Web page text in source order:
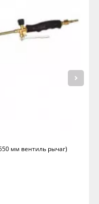
мм вентиль рычаг)